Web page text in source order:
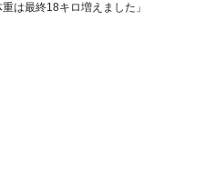
は最終18キロ増えました」